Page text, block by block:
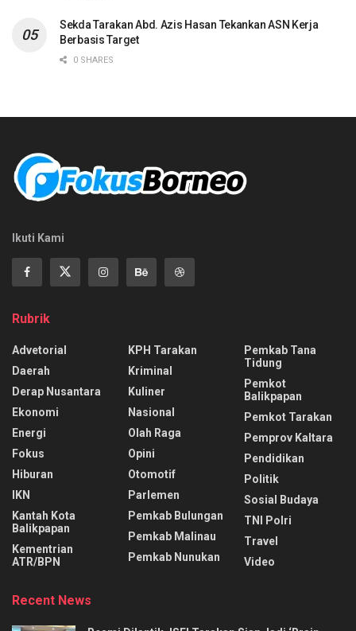
Sekda Tarakan Abd. Azis Hasan Tekankan ASN Kerja
Berbasis Target
0 SHARES
Ikuti Kami
Rubrik
Advetorial
Daerah
Derap Nusantara
Ekonomi
Energi
Fokus
Hiburan
IKN
Kantah Kota
Balikpapan
Kementrian
ATR/BPN
KPH Tarakan
Kriminal
Kuliner
Nasional
Olah Raga
Opini
Otomotif
Parlemen
Pemkab Bulungan
Pemkab Malinau
Pemkab Nunukan
Pemkab Tana
Tidung
Pemkot
Balikpapan
Pemkot Tarakan
Pemprov Kaltara
Pendidikan
Politik
Sosial Budaya
TNI Polri
Travel
Video
Recent News